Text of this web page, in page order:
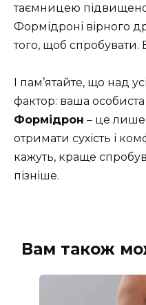
таємницею підвищеної
Формідроні вірного
того, щоб спробувати.
І пам’ятайте, що над
фактор: ваша
Формідрон – це лише
отримати сухість і
кажуть, краще
пізніше.
Вам також